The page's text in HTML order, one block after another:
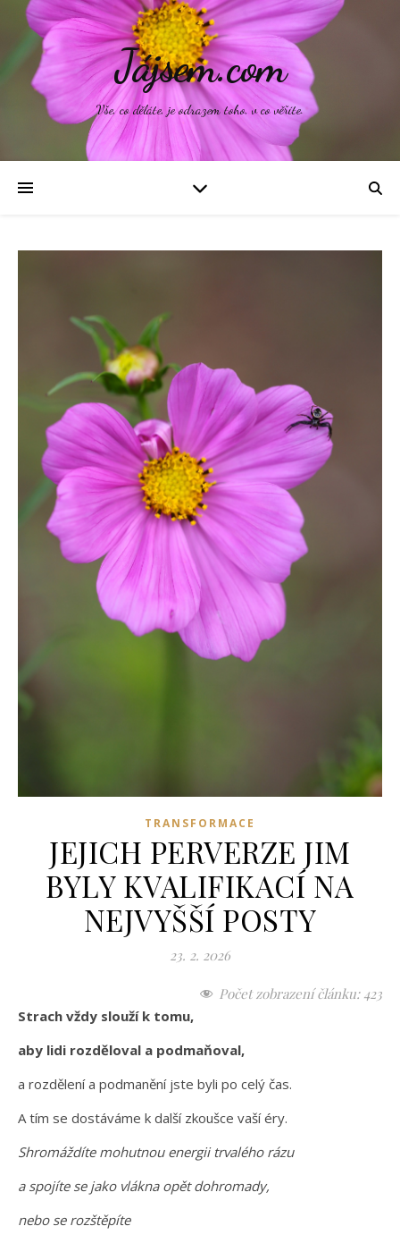
Jájsem.com
Vše, co děláte, je odrazem toho, v co věříte.
TRANSFORMACE
JEJICH PERVERZE JIM
BYLY KVALIFIKACÍ NA
NEJVYŠŠÍ POSTY
23. 2. 2026
Počet zobrazení článku: 423
Strach vždy slouží k tomu,
aby lidi rozděloval a podmaňoval,
a rozdělení a podmanění jste byli po celý čas.
A tím se dostáváme k další zkoušce vaší éry.
Shromáždíte mohutnou energii trvalého rázu
a spojíte se jako vlákna opět dohromady,
nebo se rozštěpíte